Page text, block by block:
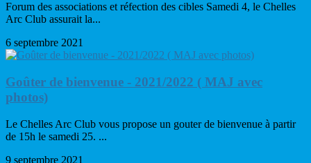
Forum des associations et réfection des cibles Samedi 4, le Chelles
Arc Club assurait la...
6 septembre 2021
Goûter de bienvenue - 2021/2022 ( MAJ avec
photos)
Le Chelles Arc Club vous propose un gouter de bienvenue à partir
de 15h le samedi 25. ...
9 septembre 2021